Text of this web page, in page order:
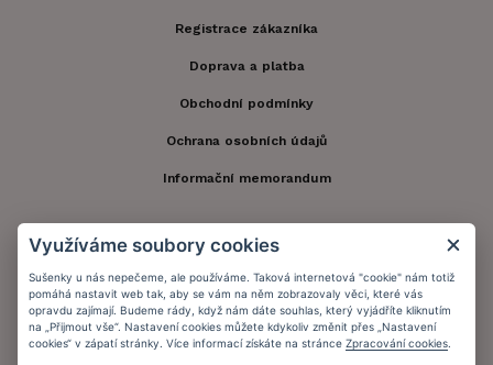
Registrace zákazníka
Doprava a platba
Obchodní podmínky
Ochrana osobních údajů
Informační memorandum
Zůstaňte s námi v kontaktu.
Přijímáme platby:
Využíváme soubory cookies
Sušenky u nás nepečeme, ale používáme. Taková internetová "cookie" nám totiž
pomáhá nastavit web tak, aby se vám na něm zobrazovaly věci, které vás
opravdu zajímají. Budeme rády, když nám dáte souhlas, který vyjádříte kliknutím
na „Přijmout vše“. Nastavení cookies můžete kdykoliv změnit přes „Nastavení
cookies“ v zápatí stránky. Více informací získáte na stránce Zpracování cookies